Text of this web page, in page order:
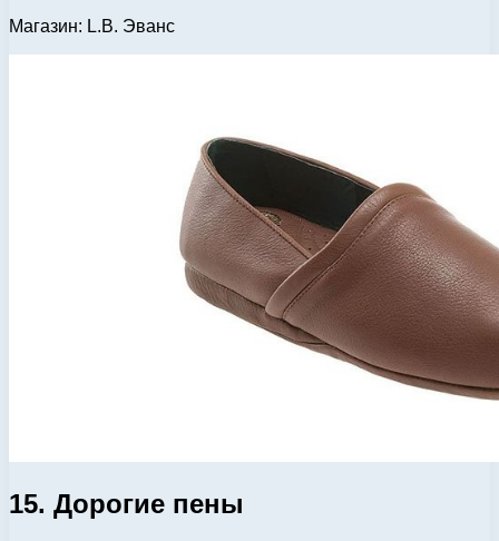
Магазин: L.B. Эванс
15. Дорогие пены